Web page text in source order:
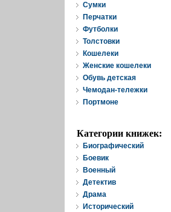
Cумки
Перчатки
Футболки
Толстовки
Кошелеки
Женские кошелеки
Обувь детская
Чемодан-тележки
Портмоне
Категории книжек:
Биографический
Боевик
Военный
Детектив
Драма
Исторический